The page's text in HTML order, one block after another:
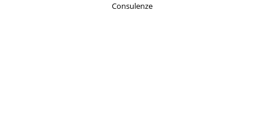
Consulenze